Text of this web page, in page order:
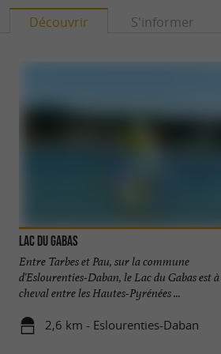
Pour votre santé, évitez de
Découvrir S'informer
Lac du Gabas
Entre Tarbes et Pau, sur la commune
d'Eslourenties-Daban, le Lac du Gabas est à
cheval entre les Hautes-Pyrénées ...
2,6 km - Eslourenties-Daban